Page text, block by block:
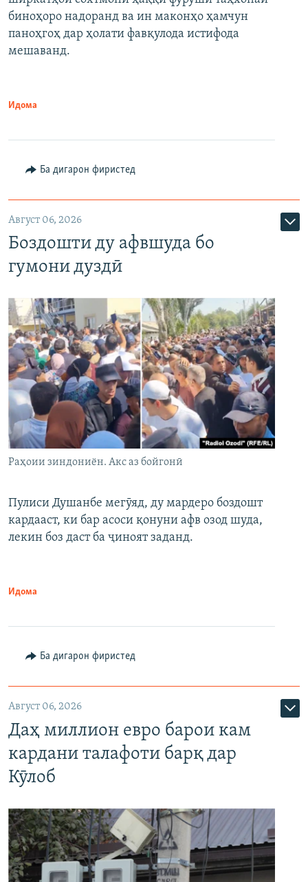
биноҳоро надоранд ва ин маконҳо ҳамчун
паноҳгоҳ дар ҳолати фавқулода истифода
мешаванд.
Идома
Ба дигарон фиристед
Август 06, 2026
Боздошти ду афвшуда бо
гумони дуздӣ
Раҳоии зиндониён. Акс аз бойгонӣ
Пулиси Душанбе мегӯяд, ду мардеро боздошт
кардааст, ки бар асоси қонуни афв озод шуда,
лекин боз даст ба ҷиноят заданд.
Идома
Ба дигарон фиристед
Август 06, 2026
Даҳ миллион евро барои кам
кардани талафоти барқ дар
Кӯлоб